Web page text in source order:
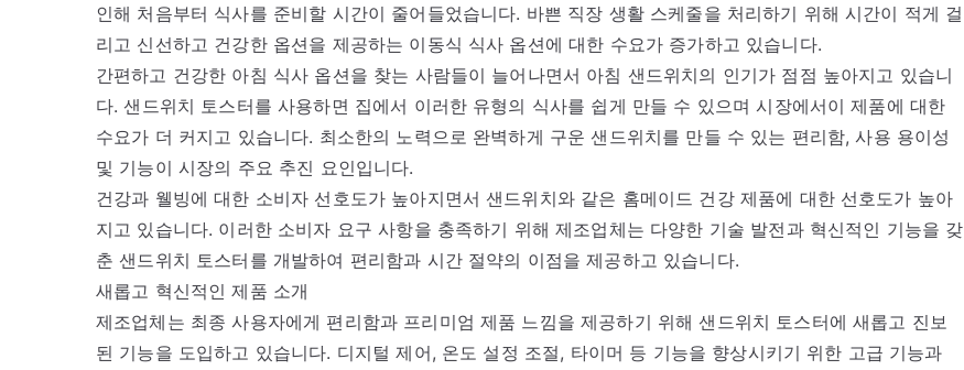
인해 처음부터 식사를 준비할 시간이 줄어들었습니다. 바쁜 직장 생활 스케줄을 처리하기 위해 시간이 적게 걸
리고 신선하고 건강한 옵션을 제공하는 이동식 식사 옵션에 대한 수요가 증가하고 있습니다.
간편하고 건강한 아침 식사 옵션을 찾는 사람들이 늘어나면서 아침 샌드위치의 인기가 점점 높아지고 있습니
다. 샌드위치 토스터를 사용하면 집에서 이러한 유형의 식사를 쉽게 만들 수 있으며 시장에서이 제품에 대한
수요가 더 커지고 있습니다. 최소한의 노력으로 완벽하게 구운 샌드위치를 만들 수 있는 편리함, 사용 용이성
및 기능이 시장의 주요 추진 요인입니다.
건강과 웰빙에 대한 소비자 선호도가 높아지면서 샌드위치와 같은 홈메이드 건강 제품에 대한 선호도가 높아
지고 있습니다. 이러한 소비자 요구 사항을 충족하기 위해 제조업체는 다양한 기술 발전과 혁신적인 기능을 갖
춘 샌드위치 토스터를 개발하여 편리함과 시간 절약의 이점을 제공하고 있습니다.
새롭고 혁신적인 제품 소개
제조업체는 최종 사용자에게 편리함과 프리미엄 제품 느낌을 제공하기 위해 샌드위치 토스터에 새롭고 진보
된 기능을 도입하고 있습니다. 디지털 제어, 온도 설정 조절, 타이머 등 기능을 향상시키기 위한 고급 기능과